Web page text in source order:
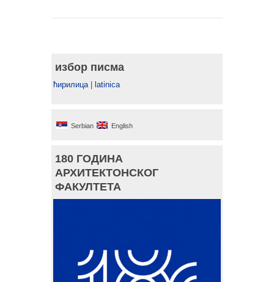
избор писма
ћирилица| latinica
Serbian English
180 ГОДИНА
АРХИТЕКТОНСКОГ
ФАКУЛТЕТА